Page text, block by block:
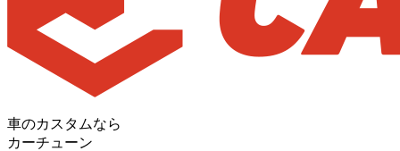
車のカスタムなら
カーチューン